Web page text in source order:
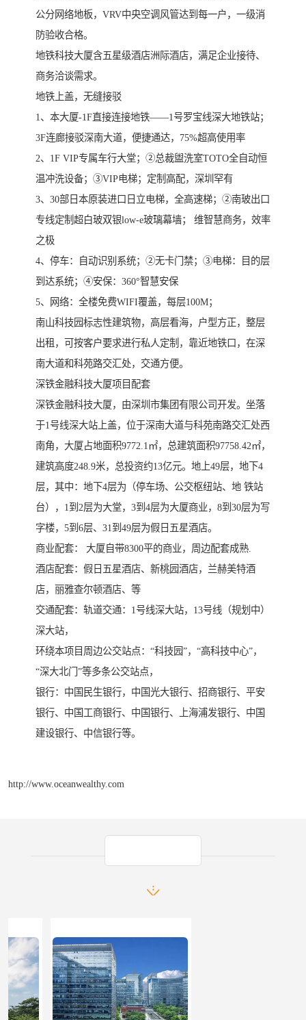
公分网络地板，VRV中央空调风管达到每一户，一级消
防验收合格。
地铁科技大厦含五星级酒店洲际酒店，满足企业接待、
商务洽谈需求。
地铁上盖，无缝接驳
1、本大厦-1F直接连接地铁——1号罗宝线深大地铁站；
3F连廊接驳深南大道，便捷通达，75%超高使用率
2、1F VIP专属车行大堂；②总裁盥洗室TOTO全自动恒
温冲洗设备；③VIP电梯；定制高配，深圳罕有
3、30部日本原装进口日立电梯，全高速梯；②南玻出口
专线定制超白玻双银low-e玻璃幕墙； 维智慧商务，效率
之极
4、停车：自动识别系统；②无卡门禁；③电梯：目的层
到达系统；④安保：360°智慧安保
5、网络：全楼免费WIFI覆盖，每层100M；
南山科技园标志性建筑物，高层看海，户型方正，整层
出租，可按客户要求进行私人定制，靠近地铁口，在深
南大道和科苑路交汇处，交通方便。
深铁金融科技大厦项目配套
深铁金融科技大厦，由深圳市集团有限公司开发。坐落
于1号线深大站上盖，位于深南大道与科苑南路交汇处西
南角，大厦占地面积9772.1㎡，总建筑面积97758.42㎡，
建筑高度248.9米，总投资约13亿元。地上49层，地下4
层，其中：地下4层为（停车场、公交枢纽站、地 铁站
台），1到2层为大堂，3到4层为大厦商业，8到30层为写
字楼，5到6层、31到49层为假日五星酒店。
商业配套： 大厦自带8300平的商业，周边配套成熟.
酒店配套：假日五星酒店、新桃园酒店，兰赫美特酒
店，丽雅查尔顿酒店、等
交通配套：轨道交通：1号线深大站，13号线（规划中）
深大站，
环绕本项目周边公交站点：“科技园”，“高科技中心”，
“深大北门”等多条公交站点，
银行：中国民生银行，中国光大银行、招商银行、平安
银行、中国工商银行、中国银行、上海浦发银行、中国
建设银行、中信银行等。
http://www.oceanwealthy.com